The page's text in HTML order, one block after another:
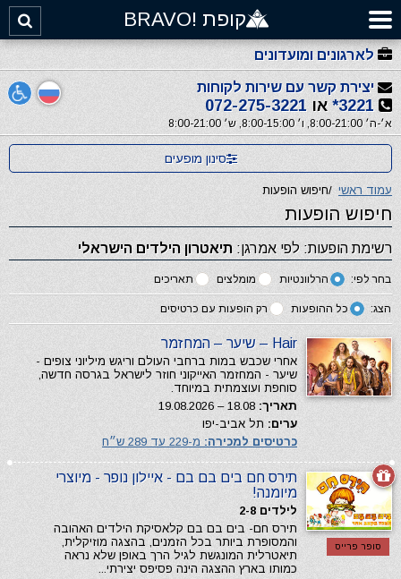
קופת !BRAVO
לארגונים ומועדונים
יצירת קשר עם שירות לקוחות
3221* או 072-275-3221
א׳-ה׳ 8:00-21:00, ו׳ 8:00-15:00, ש׳ 8:00-21:00
סינון מופעים
עמוד ראשי /חיפוש הופעות
חיפוש הופעות
רשימת הופעות: לפי אמרגן: תיאטרון הילדים הישראלי
בחר לפי: הרלוונטיות מומלצים תאריכים
הצג: כל ההופעות רק הופעות עם כרטיסים
Hair – שיער – המחזמר
אחרי שכבש במות ברחבי העולם וריגש מיליוני צופים -
שיער - המחזמר האייקוני חוזר לישראל בגרסה חדשה,
סוחפת ועוצמתית במיוחד.
תאריך:
ערים: תל אביב-יפו
כרטיסים למכירה: מ-229 עד 289 ש״ח
סופר פרייס
תירס חם בים בם בם - איילון נופר - מיוצרי
מיומנה!
לילדים 2-8
תירס חם- בים בם בם קלאסיקת הילדים האהובה
והמסופרת ביותר בכל הזמנים, בהצגה מוזיקלית,
תיאטרלית המונגשת לגיל הרך באופן שלא נראה
כמותו בארץ ההצגה הינה פסיפס יצירתי...